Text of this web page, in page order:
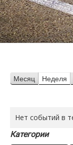
Месяц Неделя
Нет событий в
Категории